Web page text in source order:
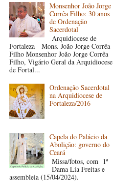
Monsenhor João Jorge
Corrêa Filho: 30 anos
de Ordenação
Sacerdotal
Arquidiocese de
Fortaleza Mons. João Jorge Corrêa
Filho Monsenhor João Jorge Corrêa
Filho, Vigário Geral da Arquidiocese
de Fortal...
Ordenação Sacerdotal
na Arquidiocese de
Fortaleza/2016
Capela do Palácio da
Abolição: governo do
Ceará
Missa/fotos, com 1ª
Dama Lia Freitas e
assembleia (15/04/2024).